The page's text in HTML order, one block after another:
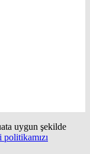
uygun şekilde
politikamızı